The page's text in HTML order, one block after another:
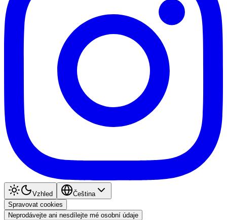
Vzhled
Čeština
Spravovat cookies
Neprodávejte ani nesdílejte mé osobní údaje